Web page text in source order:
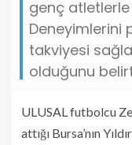
genç
Deneyimlerini
takviyesi
olduğunu
ULUSAL futbolcu
attığı Bursa’nın